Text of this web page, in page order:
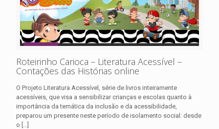
Roteirinho Carioca – Literatura Acessível –
Contações das Histórias online
O Projeto Literatura Acessível, série de livros inteiramente
acessíveis, que visa a sensibilizar crianças e escolas quanto à
importância da temática da inclusão e da acessibilidade,
preparou um presente neste período de isolamento social: desde
o […]